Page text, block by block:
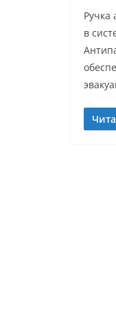
Ручка
в